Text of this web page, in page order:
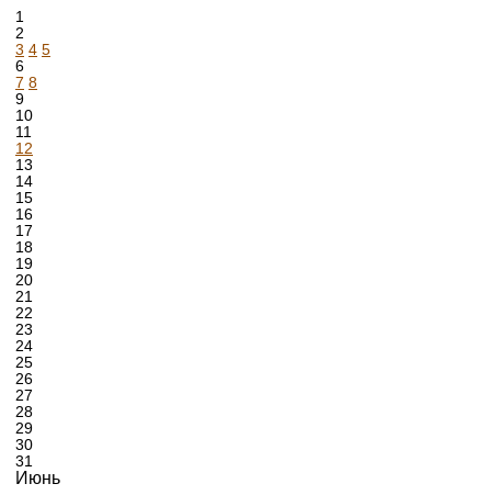
1
2
3 4 5
6
7 8
9
10
11
12
13
14
15
16
17
18
19
20
21
22
23
24
25
26
27
28
29
30
31
Июнь